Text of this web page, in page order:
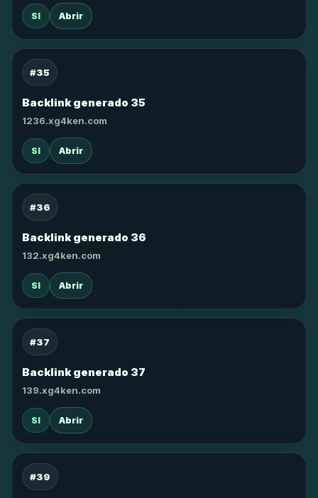
SI Abrir
#35
Backlink generado 35
1236.xg4ken.com
SI Abrir
#36
Backlink generado 36
132.xg4ken.com
SI Abrir
#37
Backlink generado 37
139.xg4ken.com
SI Abrir
#39